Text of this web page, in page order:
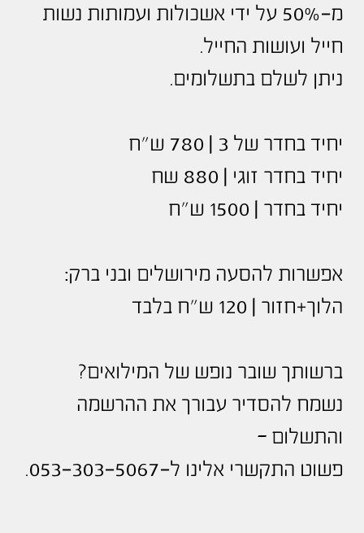
מ-50% על ידי אשכולות ועמותות נשות
חייל ועושות החייל.
ניתן לשלם בתשלומים.
יחיד בחדר של 3 | 780 ש"ח
יחיד בחדר זוגי | 880 שח
יחיד בחדר | 1500 ש"ח
אפשרות להסעה מירושלים ובני ברק:
הלוך+חזור | 120 ש"ח בלבד
ברשותך שובר נופש של המילואים?
נשמח להסדיר עבורך את ההרשמה
והתשלום –
פשוט התקשרי אלינו ל-053-303-5067.